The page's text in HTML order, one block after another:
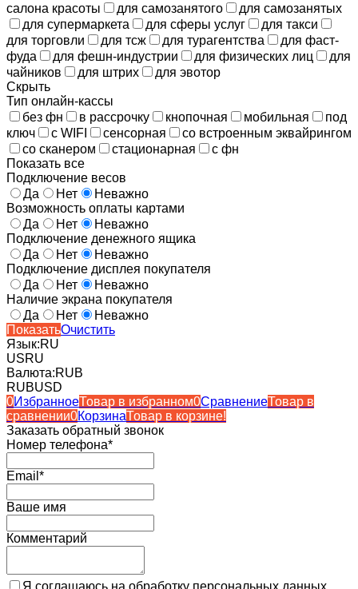
салона красоты
для самозанятого
для самозанятых
для супермаркета
для сферы услуг
для такси
для торговли
для тсж для турагентства
для фаст-
фуда
для фешн-индустрии для физических лиц
для
чайников
для штрих
для эвотор
Скрыть
Тип онлайн-кассы
без фн
в рассрочку кнопочная мобильная
под
ключ
с WIFI сенсорная
со встроенным эквайрингом
со сканером
стационарная
с фн
Показать все
Подключение весов
Да
Нет
Неважно
Возможность оплаты картами
Да
Нет
Неважно
Подключение денежного ящика
Да
Нет
Неважно
Подключение дисплея покупателя
Да
Нет
Неважно
Наличие экрана покупателя
Да
Нет
Неважно
ПоказатьОчистить
Язык:RU
USRU
Валюта:RUB
RUBUSD
0ИзбранноеТовар в избранном0СравнениеТовар в
сравнении0КорзинаТовар в корзине!
Заказать обратный звонок
Номер телефона*
Email*
Ваше имя
Комментарий
Я соглашаюсь на обработку персональных данных